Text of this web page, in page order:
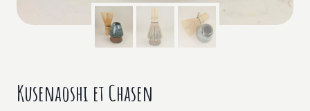
Kusenaoshi et Chasen